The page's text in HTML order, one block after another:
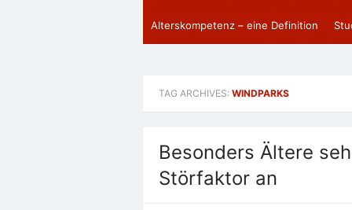
Alterskompetenz – eine Definition
TAG ARCHIVES: WINDPARKS
Besonders Ältere
Störfaktor an